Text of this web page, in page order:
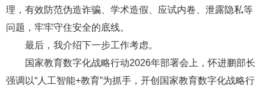
理，有效防范伪造诈骗、学术造假、应试内卷、泄露隐私等
问题，牢牢守住安全的底线。
最后，我介绍下一步工作考虑。
国家教育数字化战略行动2026年部署会上，怀进鹏部长
强调以“人工智能+教育”为抓手，开创国家教育数字化战略行